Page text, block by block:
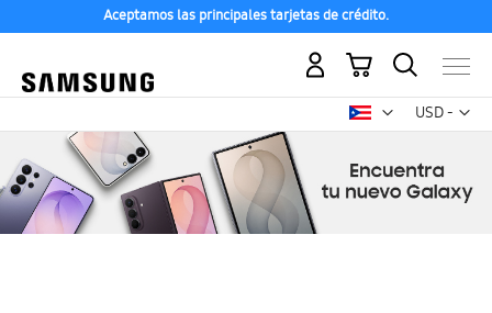
Aceptamos las principales tarjetas de crédito.
USD -
dólar
Mi carrito